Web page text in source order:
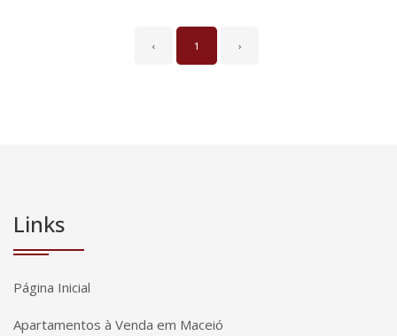
‹ 1 ›
Links
Página Inicial
Apartamentos à Venda em Maceió